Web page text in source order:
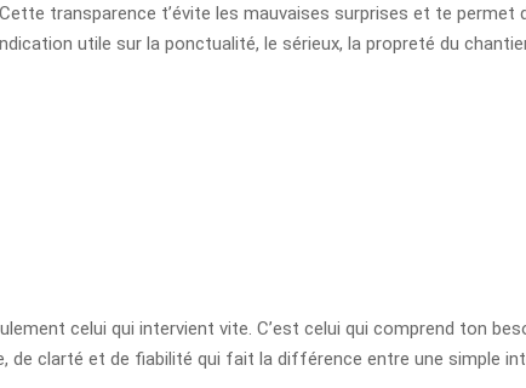
transparence t’évite les mauvaises surprises et te
utile sur la ponctualité, le sérieux, la propreté du
celui qui intervient vite. C’est celui qui comprend ton
de clarté et de fiabilité qui fait la différence entre une simple